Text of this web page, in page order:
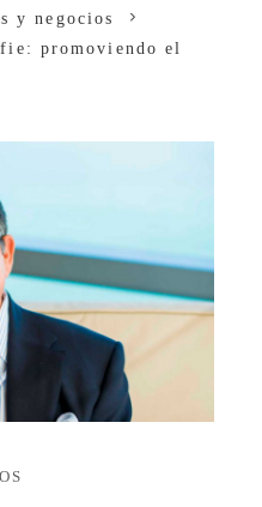
y negocios
promoviendo el